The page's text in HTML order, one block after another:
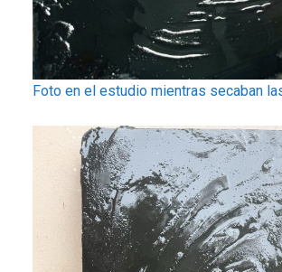
Foto en el estudio mientras secaban